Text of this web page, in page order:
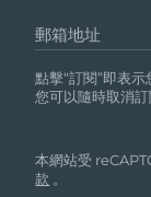
郵箱地址
點擊“訂閱”即表
您可以隨時取消訂
本網站受
款 。